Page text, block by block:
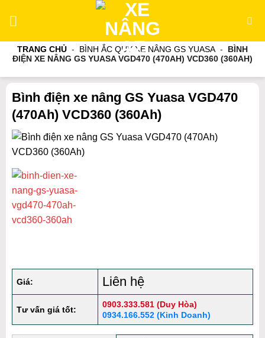
dungTRANG CHỦ - BÌNH ẮC QUY XE NÂNG GS YUASA -
BÌNH
ĐIỆN XE NÂNG GS YUASA VGD470 (470AH) VCD360 (360AH)
Bình điện xe nâng GS Yuasa VGD470
(470Ah) VCD360 (360Ah)
Giá: Liên hệ
Tư vấn giá tốt:
0903.333.581 (Duy Hòa)
0934.166.552 (Kinh Doanh)